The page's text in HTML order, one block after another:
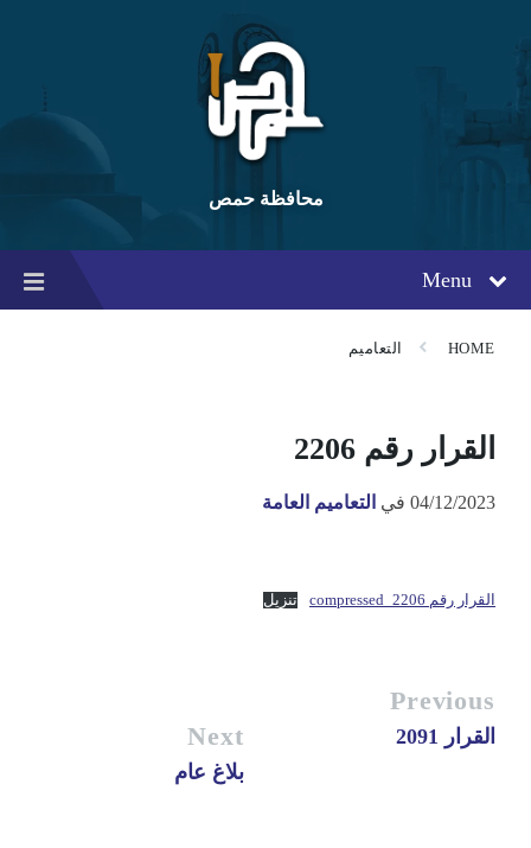
content
main
navigation
footer
محافظة حمص
Menu
HOME التعاميم
القرار رقم 2206
04/12/2023 في التعاميم العامة
القرار رقم 2206_compressed تنزيل
Previous
القرار 2091 Next
بلاغ عام